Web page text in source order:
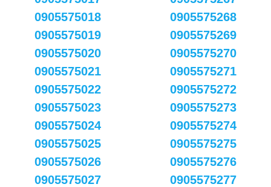
0905575018
0905575019
0905575020
0905575021
0905575022
0905575023
0905575024
0905575025
0905575026
0905575027
0905575268
0905575269
0905575270
0905575271
0905575272
0905575273
0905575274
0905575275
0905575276
0905575277